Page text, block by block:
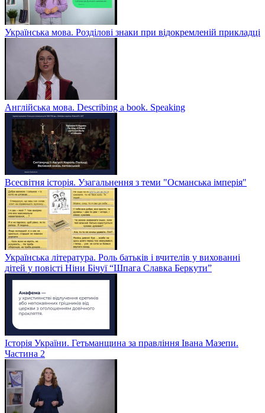
Українська мова. Розділові знаки при відокремленій прикладці
Англійська мова. Describing a book. Speaking
Всесвітня історія. Узагальнення з теми "Османська імперія"
Українська література. Роль батьків і вчителів у вихованні
дітей у повісті Ніни Бічуї “Шпага Славка Беркути”
Історія України. Гетьманщина за правління Івана Мазепи.
Частина 2